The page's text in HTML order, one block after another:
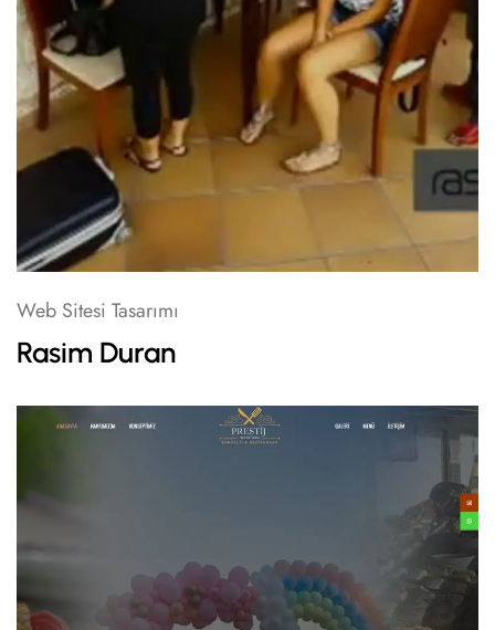
Web Sitesi Tasarımı
Rasim Duran